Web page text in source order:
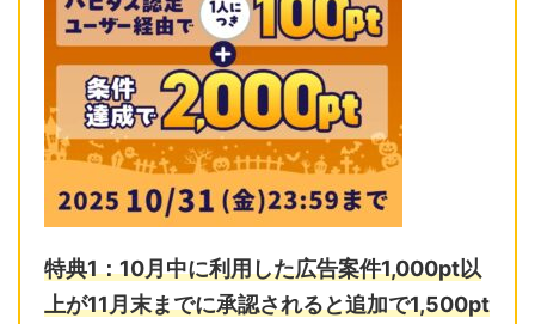
特典1：10月中に利用した広告案件1,000pt以
上が11月末までに承認されると追加で1,500pt